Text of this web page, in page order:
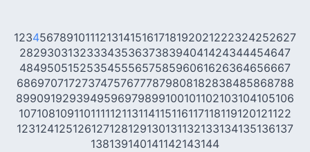
123456789101112131415161718192021222324252627
2829303132333435363738394041424344454647
4849505152535455565758596061626364656667
686970717273747576777879808182838485868788
8990919293949596979899100101102103104105106
107108109110111112113114115116117118119120121122
123124125126127128129130131132133134135136137
138139140141142143144